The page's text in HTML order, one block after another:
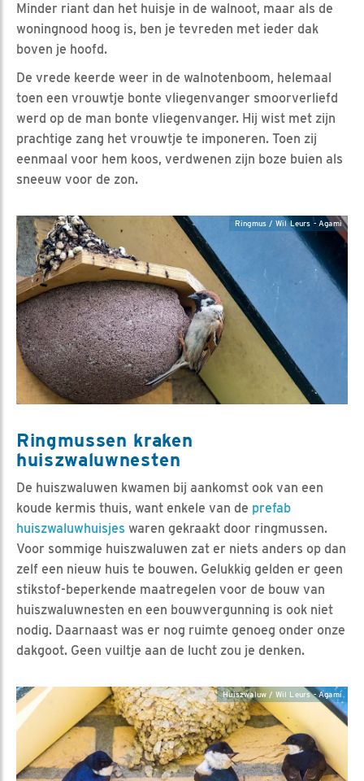
Minder riant dan het huisje in de walnoot, maar als de
woningnood hoog is, ben je tevreden met ieder dak
boven je hoofd.
De vrede keerde weer in de walnotenboom, helemaal
toen een vrouwtje bonte vliegenvanger smoorverliefd
werd op de man bonte vliegenvanger. Hij wist met zijn
prachtige zang het vrouwtje te imponeren. Toen zij
eenmaal voor hem koos, verdwenen zijn boze buien als
sneeuw voor de zon.
Ringmus / Wil Leurs - Agami
Ringmussen kraken
huiszwaluwnesten
De huiszwaluwen kwamen bij aankomst ook van een
koude kermis thuis, want enkele van de prefab
huiszwaluwhuisjes waren gekraakt door ringmussen.
Voor sommige huiszwaluwen zat er niets anders op dan
zelf een nieuw huis te bouwen. Gelukkig gelden er geen
stikstof-beperkende maatregelen voor de bouw van
huiszwaluwnesten en een bouwvergunning is ook niet
nodig. Daarnaast was er nog ruimte genoeg onder onze
dakgoot. Geen vuiltje aan de lucht zou je denken.
Huiszwaluw / Wil Leurs - Agami